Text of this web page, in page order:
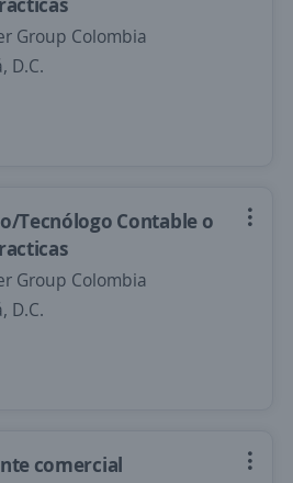
Group Colombia
D.C.
Tecnólogo Contable o
Group Colombia
D.C.
comercial